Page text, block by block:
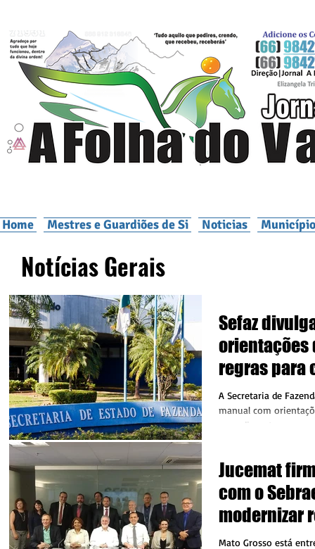
Home Mestres e Guardiões de Si Noticias
Notícias Gerais
Sefaz
orientações
regras para
ICMS
A Secretaria de
manual com
procedimentos a
Jucemat
com o
modernizar
mercantil
Mato Grosso está